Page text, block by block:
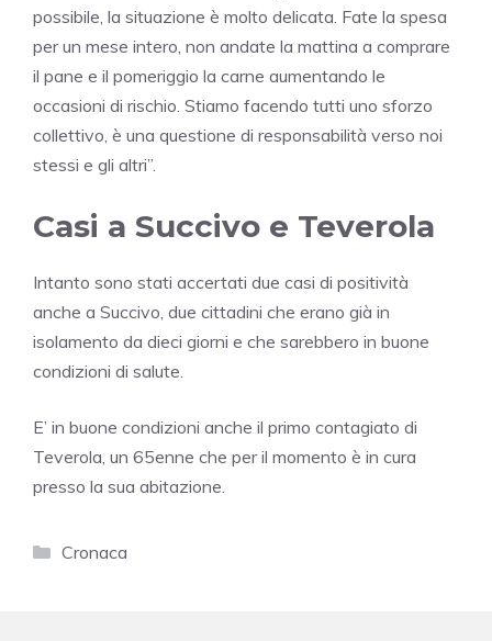
possibile, la situazione è molto delicata. Fate la spesa
per un mese intero, non andate la mattina a comprare
il pane e il pomeriggio la carne aumentando le
occasioni di rischio. Stiamo facendo tutti uno sforzo
collettivo, è una questione di responsabilità verso noi
stessi e gli altri”.
Casi a Succivo e Teverola
Intanto sono stati accertati due casi di positività
anche a Succivo, due cittadini che erano già in
isolamento da dieci giorni e che sarebbero in buone
condizioni di salute.
E’ in buone condizioni anche il primo contagiato di
Teverola, un 65enne che per il momento è in cura
presso la sua abitazione.
Categorie
Cronaca